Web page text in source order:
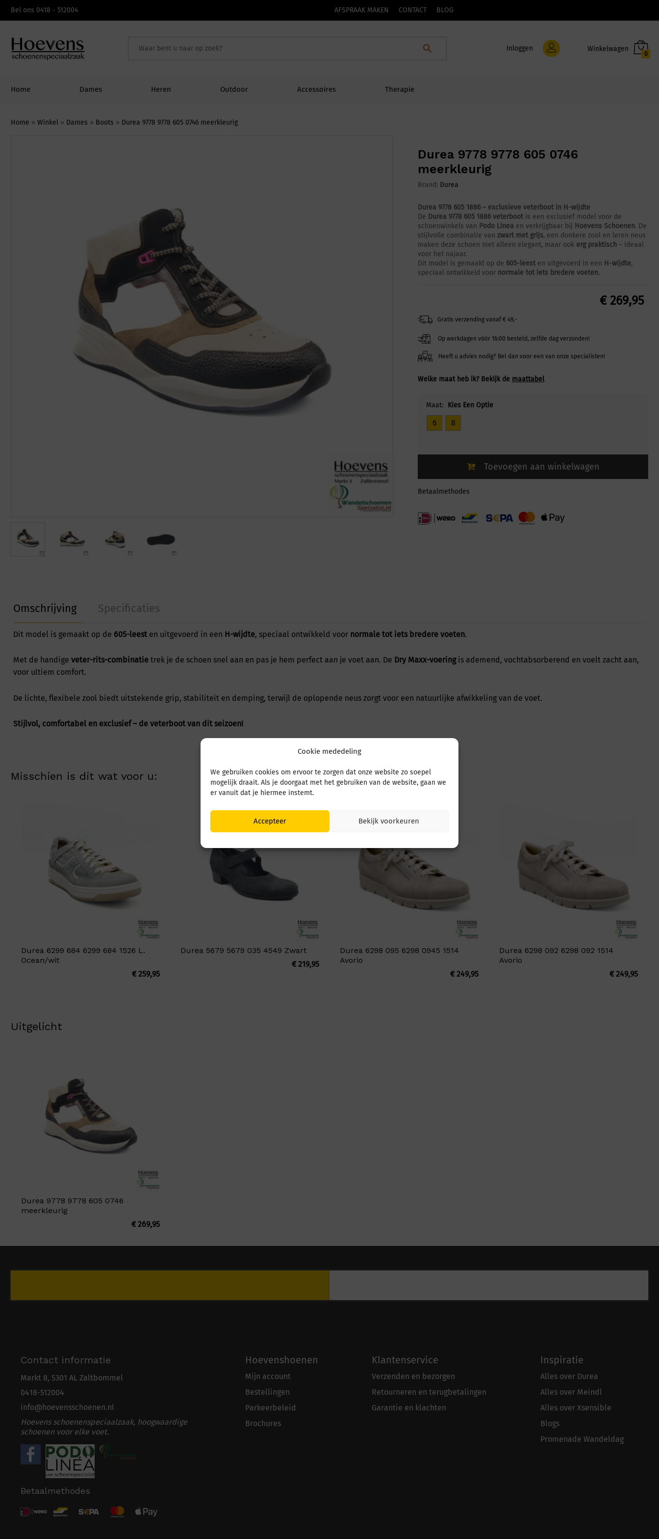
Cookie mededeling
We gebruiken cookies om ervoor te zorgen dat onze website zo soepel
mogelijk draait. Als je doorgaat met het gebruiken van de website, gaan we
er vanuit dat je hiermee instemt.
Accepteer Bekijk voorkeuren
Bel ons 0418 - 512004 AFSPRAAK MAKEN CONTACT BLOG
Inloggen
0
Home Dames Heren Outdoor Accessoires Therapie
Home » Winkel » Dames » Boots » Durea 9778 9778 605 0746 meerkleurig
Durea 9778 9778 605 0746
meerkleurig
Brand: Durea
Durea 9778 605 1886 – exclusieve veterboot in H-wijdte
De Durea 9778 605 1886 veterboot is een exclusief model voor de
schoenwinkels van Podo Linea en verkrijgbaar bij Hoevens Schoenen. De
stijlvolle combinatie van zwart met grijs, een donkere zool en leren neus
maken deze schoen niet alleen elegant, maar ook erg praktisch – ideaal
voor het najaar.
Dit model is gemaakt op de 605-leest en uitgevoerd in een H-wijdte,
speciaal ontwikkeld voor normale tot iets bredere voeten.
€269,95
Gratis verzending vanaf € 49,-
Op werkdagen vóór 16:00 besteld, zelfde dag verzonden!
Heeft u advies nodig? Bel dan voor een van onze specialisten!
Welke maat heb ik? Bekijk de maattabel
Maat: Kies Een Optie
6 8
Toevoegen aan winkelwagen
Betaalmethodes
Omschrijving Specificaties
Dit model is gemaakt op de 605-leest en uitgevoerd in een H-wijdte, speciaal ontwikkeld voor normale tot iets bredere voeten.
Met de handige veter-rits-combinatie trek je de schoen snel aan en pas je hem perfect aan je voet aan. De Dry Maxx-voeringis ademend, vochtabsorberend en voelt zacht aan,
voor ultiem comfort.
De lichte, flexibele zool biedt uitstekende grip, stabiliteit en demping, terwijl de oplopende neus zorgt voor een natuurlijke afwikkeling van de voet.
Stijlvol, comfortabel en exclusief – de veterboot van dit seizoen!
Misschien is dit wat voor u:
Durea 6299 684 6299 684 1526 L.
Ocean/wit
€259,95
Durea 5679 5679 035 4549 Zwart
€219,95
Durea 6298 095 6298 0945 1514
Avorio
€249,95
Durea 6298 092 6298 092 1514
Avorio
€249,95
Uitgelicht
Durea 9778 9778 605 0746
meerkleurig
€269,95
Contact informatie
Markt 8, 5301 AL Zaltbommel
0418-512004
info@hoevensschoenen.nl
Hoevens schoenenspeciaalzaak, hoogwaardige
schoenen voor elke voet.
Betaalmethodes
Hoevenshoenen
Mijn account
Bestellingen
Parkeerbeleid
Brochures
Klantenservice
Verzenden en bezorgen
Retourneren en terugbetalingen
Garantie en klachten
Inspiratie
Alles over Durea
Alles over Meindl
Alles over Xsensible
Blogs
Promenade Wandeldag